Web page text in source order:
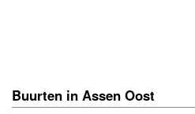
Buurten in Assen Oost